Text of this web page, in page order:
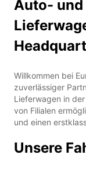
Auto- und
Willkommen bei
zuverlässiger
Lieferwagen in
von Filialen
und einen
Unsere